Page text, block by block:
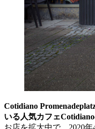
Cotidiano
いる人気カフェCotidiano